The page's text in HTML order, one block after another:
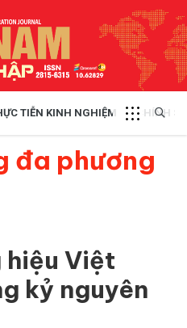
TIỄN KINH NGHIỆM CHÍNH
đa phương
Việt
kỷ nguyên